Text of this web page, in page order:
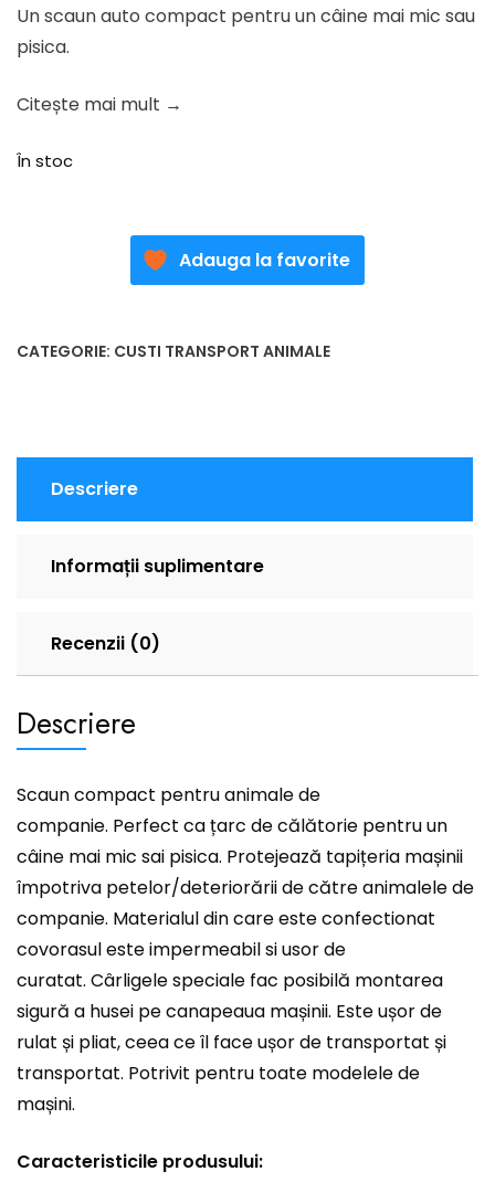
Un scaun auto compact pentru un câine mai mic sau
pisica.
Citește mai mult →
În stoc
Adauga la favorite
CATEGORIE: CUSTI TRANSPORT ANIMALE
Descriere
Informații suplimentare
Recenzii (0)
Descriere
Scaun compact pentru animale de
companie. Perfect ca țarc de călătorie pentru un
câine mai mic sai pisica. Protejează tapițeria mașinii
împotriva petelor/deteriorării de către animalele de
companie. Materialul din care este confectionat
covorasul este impermeabil si usor de
curatat. Cârligele speciale fac posibilă montarea
sigură a husei pe canapeaua mașinii. Este ușor de
rulat și pliat, ceea ce îl face ușor de transportat și
transportat. Potrivit pentru toate modelele de
mașini.
Caracteristicile produsului: